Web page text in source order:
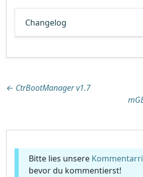
Changelog
Beitragsnavigation
← CtrBootManager v1.7
Bitte lies unsere
bevor du kommentierst!